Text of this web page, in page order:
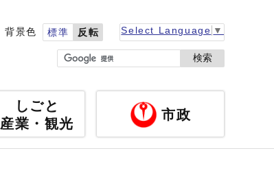
背景色 標準 反転 Select Language ▼
検索
しごと
産業・観光
市政